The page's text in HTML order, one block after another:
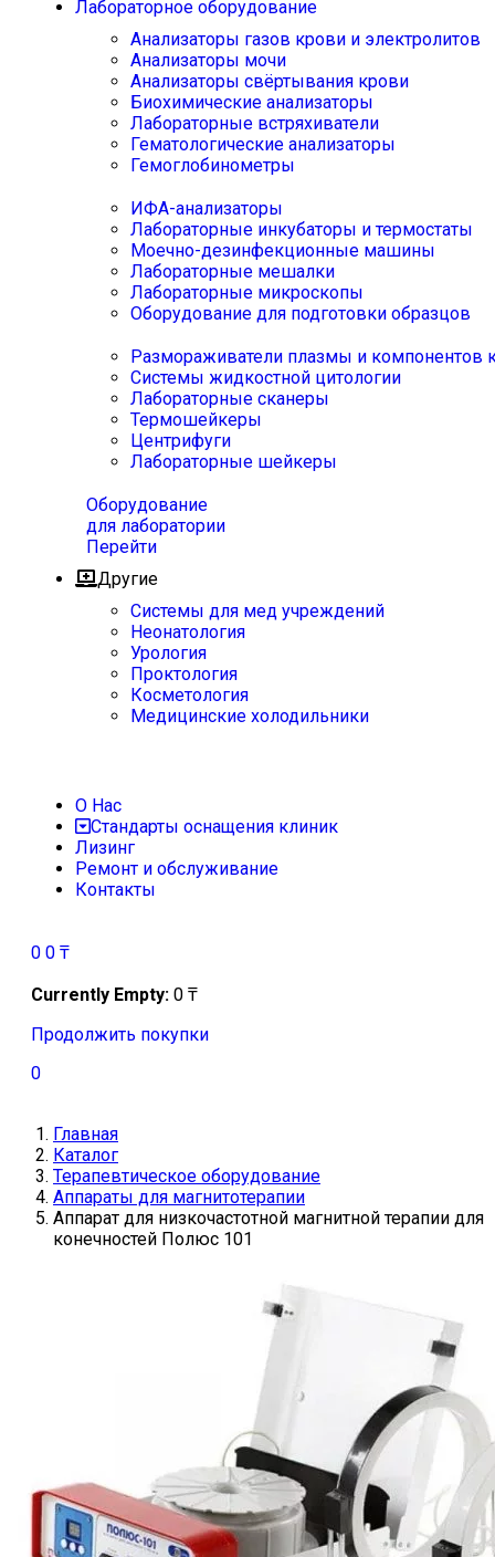
Лабораторное оборудование
Анализаторы газов крови и электролитов
Анализаторы мочи
Анализаторы свёртывания крови
Биохимические анализаторы
Лабораторные встряхиватели
Гематологические анализаторы
Гемоглобинометры
ИФА-анализаторы
Лабораторные инкубаторы и термостаты
Моечно-дезинфекционные машины
Лабораторные мешалки
Лабораторные микроскопы
Оборудование для подготовки образцов
Размораживатели плазмы и компонентов
Системы жидкостной цитологии
Лабораторные сканеры
Термошейкеры
Центрифуги
Лабораторные шейкеры
Оборудование
для лаборатории
Перейти
Другие
Системы для мед учреждений
Неонатология
Урология
Проктология
Косметология
Медицинские холодильники
О Нас
Стандарты оснащения клиник
Лизинг
Ремонт и обслуживание
Контакты
0 0 ₸
Currently Empty: 0 ₸
Продолжить покупки
0
Главная
Каталог
Терапевтическое оборудование
Аппараты для магнитотерапии
Аппарат для низкочастотной магнитной терапии для
конечностей Полюс 101